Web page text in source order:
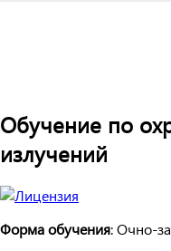
Обучение по
излучений
Форма обучения: Очно-